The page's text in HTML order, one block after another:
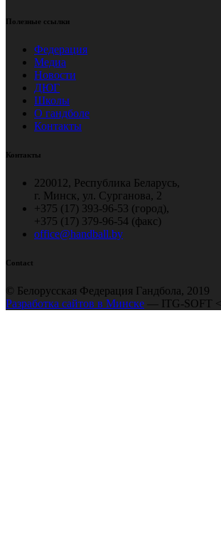
Полезные ссылки
Федерация
Медиа
Новости
ДЮГ
Школы
О гандболе
Контакты
Контакты
220012, Республика Беларусь,
г. Минск, ул. Сурганова, 2
+375 (17) 393-96-53 (город),
+375 (17) 379-96-54 (факс)
office@handball.by
Contact
© Белорусская Федерация Гандбола, 2019
Разработка сайтов в Минске — ITG-SOFT